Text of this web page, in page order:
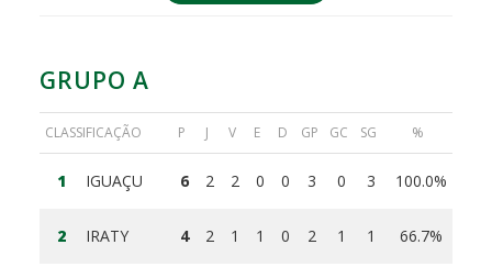
GRUPO A
CLASSIFICAÇÃO P J V E D GP GC SG %
1 IGUAÇU 6 2 2 0 0 3 0 3 100.0%
2 IRATY 4 2 1 1 0 2 1 1 66.7%